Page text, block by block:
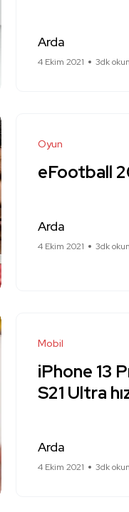
Arda
4 Ekim 2021 3dk
Oyun
eFootball
Arda
4 Ekim 2021 3dk
Mobil
iPhone 13
S21 Ultra
Arda
4 Ekim 2021 3dk